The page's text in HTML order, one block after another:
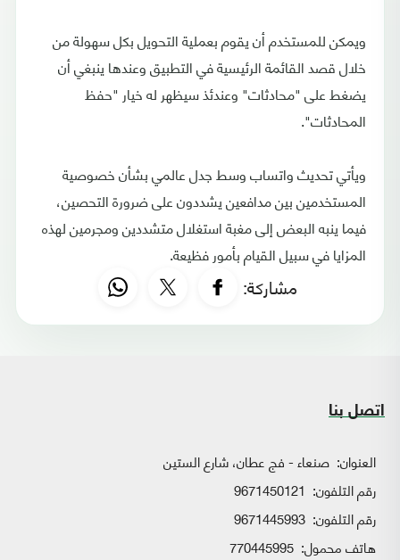
ويمكن للمستخدم أن يقوم بعملية التحويل بكل سهولة من
خلال قصد القائمة الرئيسية في التطبيق وعندها ينبغي أن
يضغط على "محادثات" وعندئذ سيظهر له خيار "حفظ
المحادثات".
ويأتي تحديث واتساب وسط جدل عالمي بشأن خصوصية
المستخدمين بين مدافعين يشددون على ضرورة التحصين،
فيما ينبه البعض إلى مغبة استغلال متشددين ومجرمين لهذه
المزايا في سبيل القيام بأمور فظيعة.
مشاركة:
اتصل بنا
العنوان: صنعاء - فج عطان، شارع الستين
رقم التلفون: 9671450121
رقم التلفون: 9671445993
هاتف محمول: 770445995